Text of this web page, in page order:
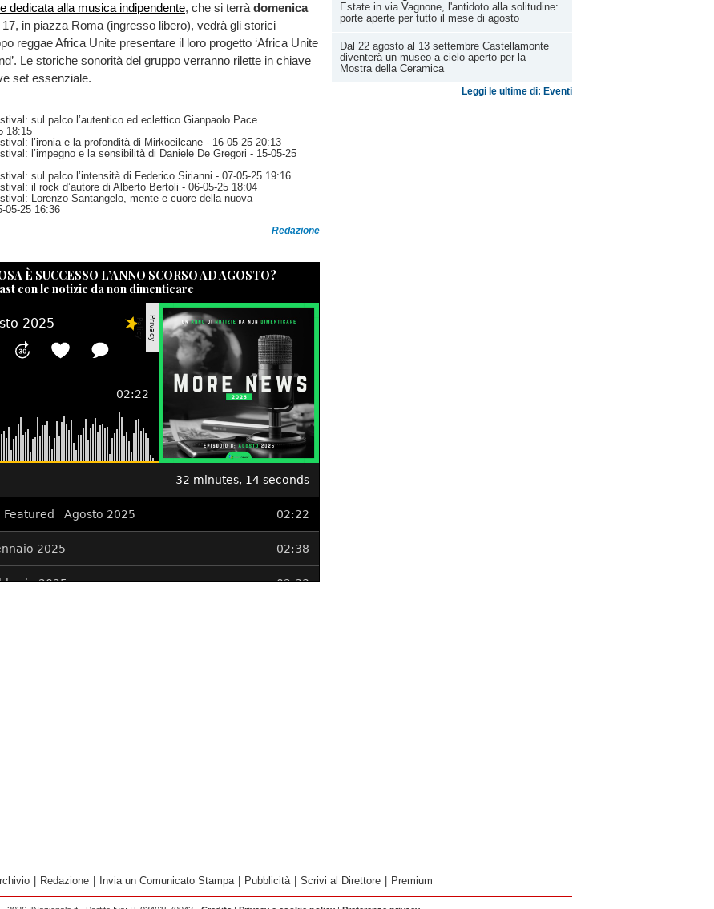
Estate in via Vagnone, l'antidoto alla solitudine:
porte aperte per tutto il mese di agosto
Dal 22 agosto al 13 settembre Castellamonte
diventerà un museo a cielo aperto per la
Mostra della Ceramica
Leggi le ultime di: Eventi
dedicata alla musica indipendente, che si terrà domenica
17, in piazza Roma (ingresso libero), vedrà gli storici
reggae Africa Unite presentare il loro progetto ‘Africa Unite
Le storiche sonorità del gruppo verranno rilette in chiave
set essenziale.
sul palco l’autentico ed eclettico Gianpaolo Pace
18:15
l’ironia e la profondità di Mirkoeilcane - 16-05-25 20:13
l’impegno e la sensibilità di Daniele De Gregori - 15-05-25
sul palco l’intensità di Federico Sirianni - 07-05-25 19:16
il rock d’autore di Alberto Bertoli - 06-05-25 18:04
Lorenzo Santangelo, mente e cuore della nuova
05-25 16:36
Redazione
È SUCCESSO L’ANNO SCORSO AD AGOSTO?
con le notizie da non dimenticare
Redazione Invia un Comunicato Stampa Pubblicità Scrivi al Direttore Premium